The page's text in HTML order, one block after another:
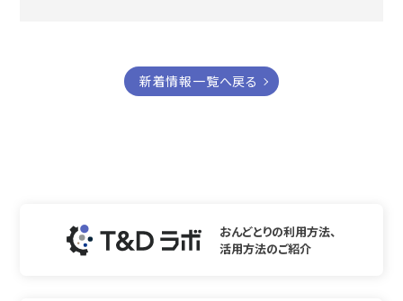
新着情報一覧へ戻る
おんどとりの利用方法、
活用方法のご紹介